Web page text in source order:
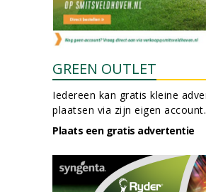
GREEN OUTLET
Iedereen kan gratis kleine
plaatsen via zijn eigen account.
Plaats een gratis advertentie